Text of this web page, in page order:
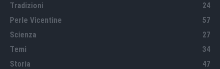
Tradizioni
24
Perle Vicentine
57
Scienza
27
Temi
34
Storia
47